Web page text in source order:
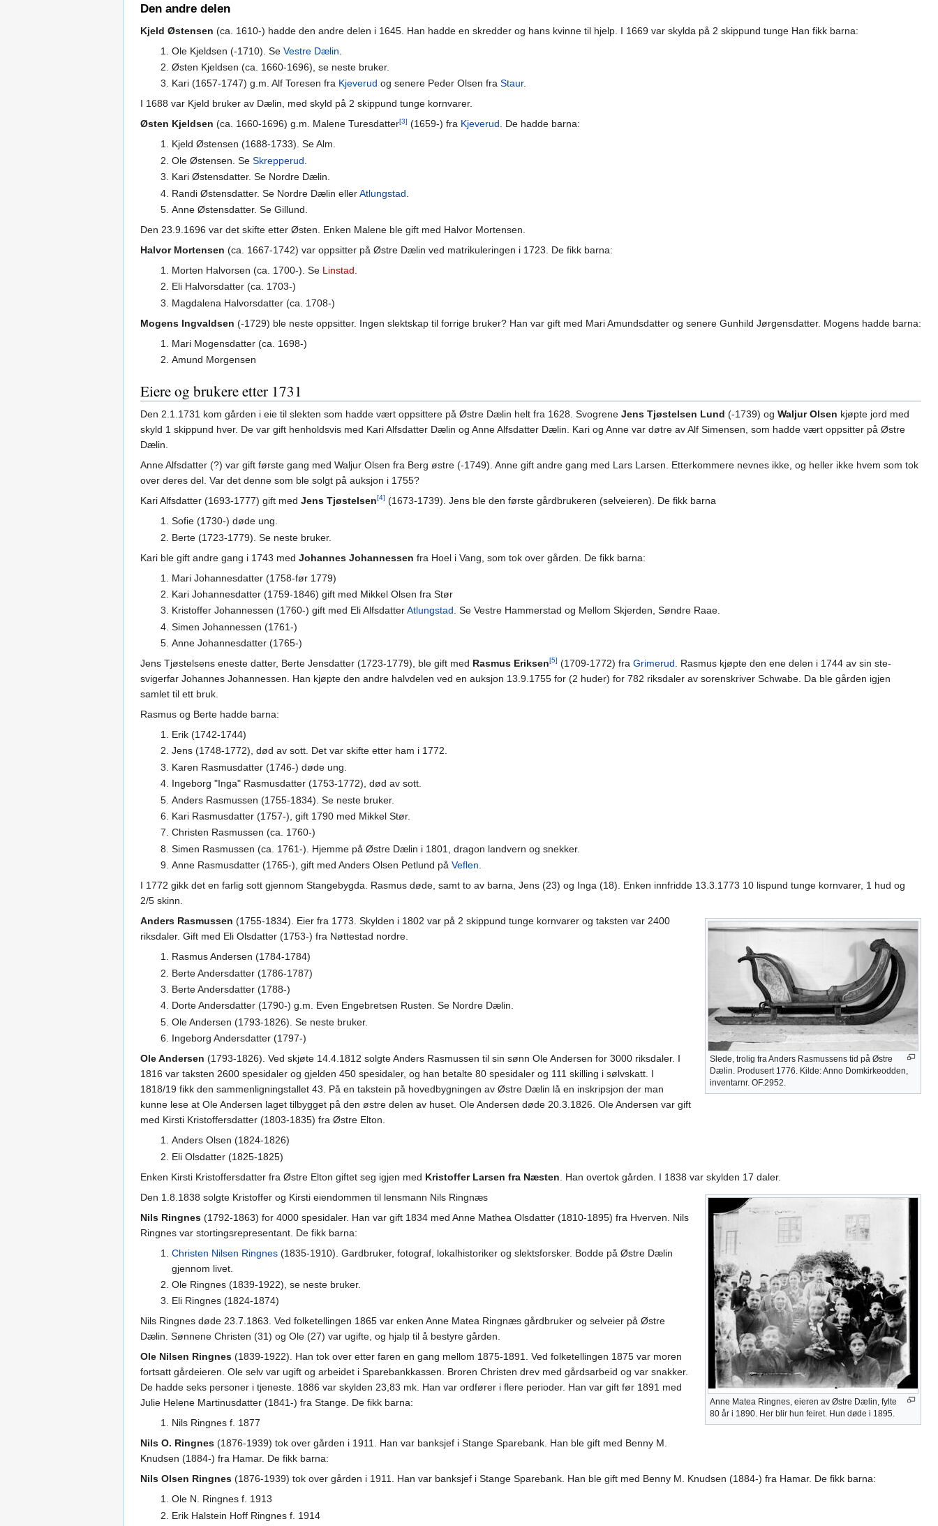
Den andre delen
Kjeld Østensen (ca. 1610-) hadde den andre delen i 1645. Han hadde en skredder og hans kvinne til hjelp. I 1669 var skylda på 2 skippund tunge Han fikk barna:
Ole Kjeldsen (-1710). Se Vestre Dælin
Østen Kjeldsen (ca. 1660-1696), se neste bruker.
Kari (1657-1747) g.m. Alf Toresen fra Kjeverud og senere Peder Olsen fra Staur.
I 1688 var Kjeld bruker av Dælin, med skyld på 2 skippund tunge kornvarer.
Østen Kjeldsen (ca. 1660-1696) g.m. Malene Turesdatter[3] (1659-) fra Kjeverud. De hadde barna:
Kjeld Østensen (1688-1733). Se Alm.
Ole Østensen. Se Skrepperud
Kari Østensdatter. Se Nordre Dælin.
Randi Østensdatter. Se Nordre Dælin ellerAtlungstad
Anne Østensdatter. Se Gillund.
Den 23.9.1696 var det skifte etter Østen. Enken Malene ble gift med Halvor Mortensen.
Halvor Mortensen (ca. 1667-1742) var oppsitter på Østre Dælin ved matrikuleringen i 1723. De fikk barna:
Morten Halvorsen (ca. 1700-). Se Linstad
Eli Halvorsdatter (ca. 1703-)
Magdalena Halvorsdatter (ca. 1708-)
Mogens Ingvaldsen (-1729) ble neste oppsitter. Ingen slektskap til forrige bruker? Han var gift med Mari Amundsdatter og senere Gunhild Jørgensdatter. Mogens hadde barna:
Mari Mogensdatter (ca. 1698-)
Amund Morgensen
Eiere og brukere etter 1731
Den 2.1.1731 kom gården i eie til slekten som hadde vært oppsittere på Østre Dælin helt fra 1628. Svogrene Jens Tjøstelsen Lund (-1739) og Waljur Olsen kjøpte jord med
skyld 1 skippund hver. De var gift henholdsvis med Kari Alfsdatter Dælin og Anne Alfsdatter Dælin. Kari og Anne var døtre av Alf Simensen, som hadde vært oppsitter på Østre
Dælin.
Anne Alfsdatter (?) var gift første gang med Waljur Olsen fra Berg østre (-1749). Anne gift andre gang med Lars Larsen. Etterkommere nevnes ikke, og heller ikke hvem som tok
over deres del. Var det denne som ble solgt på auksjon i 1755?
Kari Alfsdatter (1693-1777) gift med Jens Tjøstelsen[4] (1673-1739). Jens ble den første gårdbrukeren (selveieren). De fikk barna
Sofie (1730-) døde ung.
Berte (1723-1779). Se neste bruker.
Kari ble gift andre gang i 1743 med Johannes Johannessen fra Hoel i Vang, som tok over gården. De fikk barna:
Mari Johannesdatter (1758-før 1779)
Kari Johannesdatter (1759-1846) gift med Mikkel Olsen fra Stør
Kristoffer Johannessen (1760-) gift med Eli AlfsdatterAtlungstad. Se Vestre Hammerstad og Mellom Skjerden, Søndre Raae.
Simen Johannessen (1761-)
Anne Johannesdatter (1765-)
Jens Tjøstelsens eneste datter, Berte Jensdatter (1723-1779), ble gift med Rasmus Eriksen[5] (1709-1772) fra Grimerud . Rasmus kjøpte den ene delen i 1744 av sin ste-
svigerfar Johannes Johannessen. Han kjøpte den andre halvdelen ved en auksjon 13.9.1755 for (2 huder) for 782 riksdaler av sorenskriver Schwabe. Da ble gården igjen
samlet til ett bruk.
Rasmus og Berte hadde barna:
Erik (1742-1744)
Jens (1748-1772), død av sott. Det var skifte etter ham i 1772.
Karen Rasmusdatter (1746-) døde ung.
Ingeborg "Inga" Rasmusdatter (1753-1772), død av sott.
Anders Rasmussen (1755-1834). Se neste bruker.
Kari Rasmusdatter (1757-), gift 1790 med Mikkel Stør.
Christen Rasmussen (ca. 1760-)
Simen Rasmussen (ca. 1761-). Hjemme på Østre Dælin i 1801, dragon landvern og snekker.
Anne Rasmusdatter (1765-), gift med Anders Olsen Petlund på Veflen.
I 1772 gikk det en farlig sott gjennom Stangebygda. Rasmus døde, samt to av barna, Jens (23) og Inga (18). Enken innfridde 13.3.1773 10 lispund tunge kornvarer, 1 hud og
2/5 skinn.
Slede, trolig fra Anders Rasmussens tid på Østre
Dælin. Produsert 1776. Kilde: Anno Domkirkeodden,
inventarnr. OF.2952.
Anders Rasmussen (1755-1834). Eier fra 1773. Skylden i 1802 var på 2 skippund tunge kornvarer og taksten var 2400
riksdaler. Gift med Eli Olsdatter (1753-) fra Nøttestad nordre.
Rasmus Andersen (1784-1784)
Berte Andersdatter (1786-1787)
Berte Andersdatter (1788-)
Dorte Andersdatter (1790-) g.m. Even Engebretsen Rusten. Se Nordre Dælin.
Ole Andersen (1793-1826). Se neste bruker.
Ingeborg Andersdatter (1797-)
Ole Andersen (1793-1826). Ved skjøte 14.4.1812 solgte Anders Rasmussen til sin sønn Ole Andersen for 3000 riksdaler. I
1816 var taksten 2600 spesidaler og gjelden 450 spesidaler, og han betalte 80 spesidaler og 111 skilling i sølvskatt. I
1818/19 fikk den sammenligningstallet 43. På en takstein på hovedbygningen av Østre Dælin lå en inskripsjon der man
kunne lese at Ole Andersen laget tilbygget på den østre delen av huset. Ole Andersen døde 20.3.1826. Ole Andersen var gift
med Kirsti Kristoffersdatter (1803-1835) fra Østre Elton.
Anders Olsen (1824-1826)
Eli Olsdatter (1825-1825)
Enken Kirsti Kristoffersdatter fra Østre Elton giftet seg igjen med Kristoffer Larsen fra Næsten . Han overtok gården. I 1838 var skylden 17 daler.
Anne Matea Ringnes, eieren av Østre Dælin, fylte
80 år i 1890. Her blir hun feiret. Hun døde i 1895.
Den 1.8.1838 solgte Kristoffer og Kirsti eiendommen til lensmann Nils Ringnæs
Nils Ringnes (1792-1863) for 4000 spesidaler. Han var gift 1834 med Anne Mathea Olsdatter (1810-1895) fra Hverven. Nils
Ringnes var stortingsrepresentant. De fikk barna:
Christen Nilsen Ringnes(1835-1910). Gardbruker, fotograf, lokalhistoriker og slektsforsker. Bodde på Østre Dælin
gjennom livet.
Ole Ringnes (1839-1922), se neste bruker.
Eli Ringnes (1824-1874)
Nils Ringnes døde 23.7.1863. Ved folketellingen 1865 var enken Anne Matea Ringnæs gårdbruker og selveier på Østre
Dælin. Sønnene Christen (31) og Ole (27) var ugifte, og hjalp til å bestyre gården.
Ole Nilsen Ringnes (1839-1922). Han tok over etter faren en gang mellom 1875-1891. Ved folketellingen 1875 var moren
fortsatt gårdeieren. Ole selv var ugift og arbeidet i Sparebankkassen. Broren Christen drev med gårdsarbeid og var snakker.
De hadde seks personer i tjeneste. 1886 var skylden 23,83 mk. Han var ordfører i flere perioder. Han var gift før 1891 med
Julie Helene Martinusdatter (1841-) fra Stange. De fikk barna:
Nils Ringnes f. 1877
Nils O. Ringnes (1876-1939) tok over gården i 1911. Han var banksjef i Stange Sparebank. Han ble gift med Benny M.
Knudsen (1884-) fra Hamar. De fikk barna:
Nils Olsen Ringnes (1876-1939) tok over gården i 1911. Han var banksjef i Stange Sparebank. Han ble gift med Benny M. Knudsen (1884-) fra Hamar. De fikk barna:
Ole N. Ringnes f. 1913
Erik Halstein Hoff Ringnes f. 1914